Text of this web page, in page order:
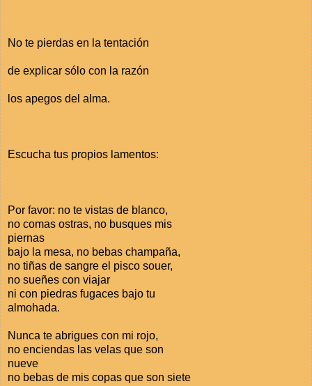
No te pierdas en la tentación
de explicar sólo con la razón
los apegos del alma.
Escucha tus propios lamentos:
Por favor: no te vistas de blanco,
no comas ostras, no busques mis
piernas
bajo la mesa, no bebas champaña,
no tiñas de sangre el pisco souer,
no sueñes con viajar
ni con piedras fugaces bajo tu
almohada.
Nunca te abrigues con mi rojo,
no enciendas las velas que son
nueve
no bebas de mis copas que son siete